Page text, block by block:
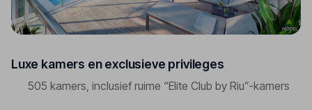
Luxe kamers en exclusieve privileges
505 kamers, inclusief ruime “Elite Club by Riu”-kamers